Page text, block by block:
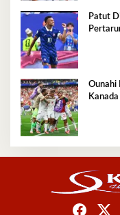
Patut
Ounahi